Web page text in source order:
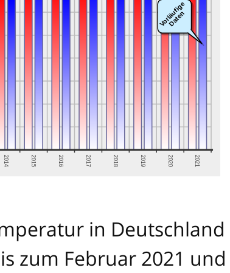
in Deutschland
zum Februar 2021 und